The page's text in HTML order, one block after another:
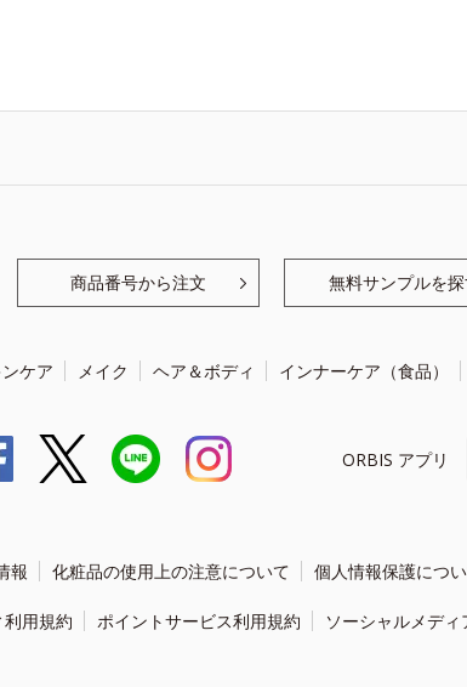
商品番号から注文 無料サンプルを
ケア メイク ヘア＆ボディ インナーケア（食品）
ORBIS アプリ
報 化粧品の使用上の注意について 個人情報保護につ
用規約 ポイントサービス利用規約 ソーシャルメディ